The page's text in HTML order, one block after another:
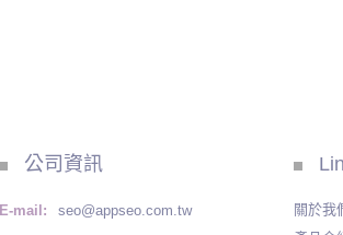
公司資訊
E-mail: seo@appseo.com.tw
關於我